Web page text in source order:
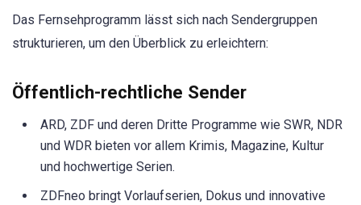
Das Fernsehprogramm lässt sich nach Sendergruppen
strukturieren, um den Überblick zu erleichtern:
Öffentlich-rechtliche Sender
ARD, ZDF und deren Dritte Programme wie SWR, NDR
und WDR bieten vor allem Krimis, Magazine, Kultur
und hochwertige Serien.
ZDFneo bringt Vorlaufserien, Dokus und innovative